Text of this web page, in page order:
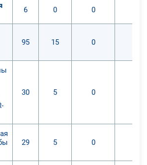
6 0 0
95 15 0
30 5 0
29 5 0